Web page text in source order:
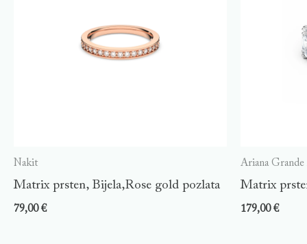
Nakit
Matrix prsten, Bijela,Rose gold pozlata
79,00€
Ariana
Matrix
179,00€